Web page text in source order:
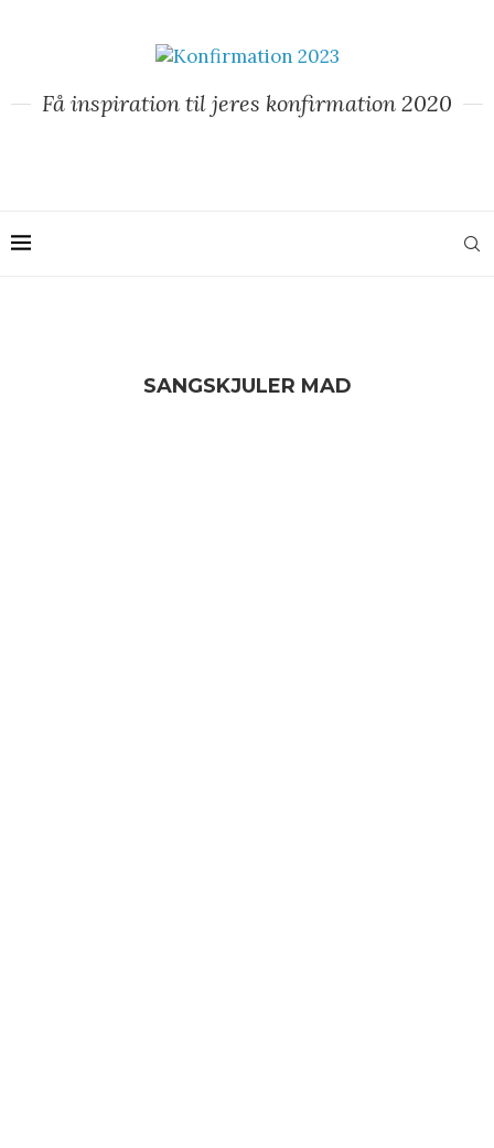
Få inspiration til jeres konfirmation 2020
SANGSKJULER MAD